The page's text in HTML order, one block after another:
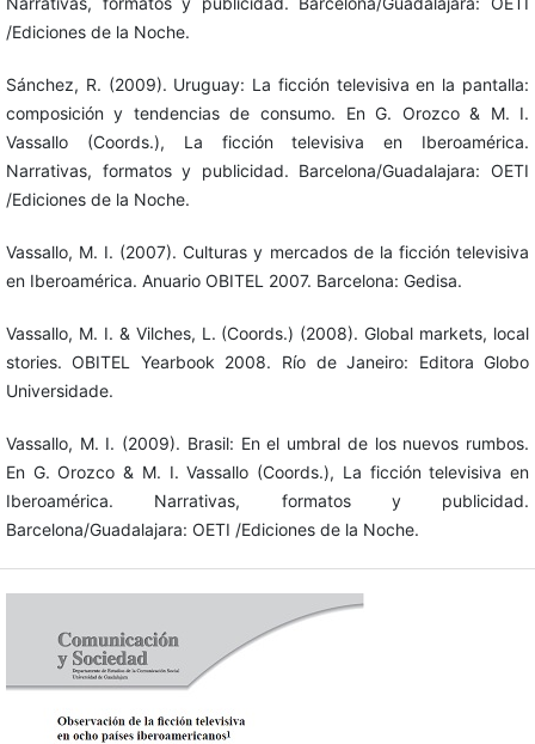
/Ediciones de la Noche.
Sánchez, R. (2009). Uruguay: La ficción televisiva en la pantalla:
composición y tendencias de consumo. En G. Orozco & M. I.
Vassallo (Coords.), La ficción televisiva en Iberoamérica.
Narrativas, formatos y publicidad. Barcelona/Guadalajara: OETI
/Ediciones de la Noche.
Vassallo, M. I. (2007). Culturas y mercados de la ficción televisiva
en Iberoamérica. Anuario OBITEL 2007. Barcelona: Gedisa.
Vassallo, M. I. & Vilches, L. (Coords.) (2008). Global markets, local
stories. OBITEL Yearbook 2008. Río de Janeiro: Editora Globo
Universidade.
Vassallo, M. I. (2009). Brasil: En el umbral de los nuevos rumbos.
En G. Orozco & M. I. Vassallo (Coords.), La ficción televisiva en
Iberoamérica. Narrativas, formatos y publicidad.
Barcelona/Guadalajara: OETI /Ediciones de la Noche.